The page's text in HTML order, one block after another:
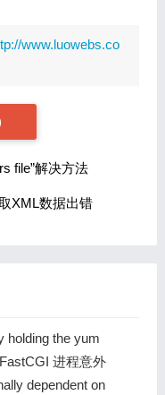
www.luowebs.co
file”解决方法
XML数据出错
holding the yum
application is:
进程意外
dependent on